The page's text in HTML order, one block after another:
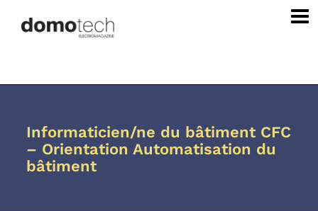
Informaticien/ne du bâtiment CFC
– Orientation Automatisation du
bâtiment